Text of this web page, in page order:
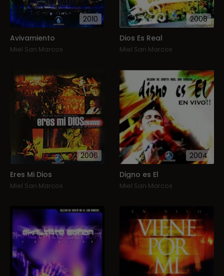
2010
Avivamiento
Miel San Marcos
2008
Dios Es Real
Miel San Marcos
2006
Eres Mi Dios
Miel San Marcos
2004
Digno es El
Miel San Marcos